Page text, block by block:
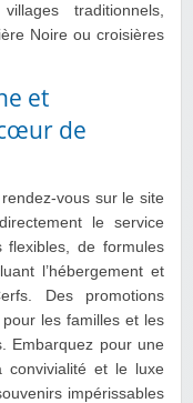
traditionnels,
Noire ou croisières
et
de
sur le site
le service
flexibles, de formules
l’hébergement et
Des promotions
les familles et les
Embarquez pour une
convivialité et le luxe
impérissables